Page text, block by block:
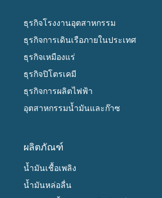
ธุรกิจโรงงานอุตสาหกรรม
ธุรกิจการเดินเรือภายในประเทศ
ธุรกิจเหมืองแร่
ธุรกิจปิโตรเคมี
ธุรกิจการผลิตไฟฟ้า
อุตสาหกรรมน้ำมันและก๊าซ
ผลิตภัณฑ์
น้ำมันเชื้อเพลิง
น้ำมันหล่อลื่น